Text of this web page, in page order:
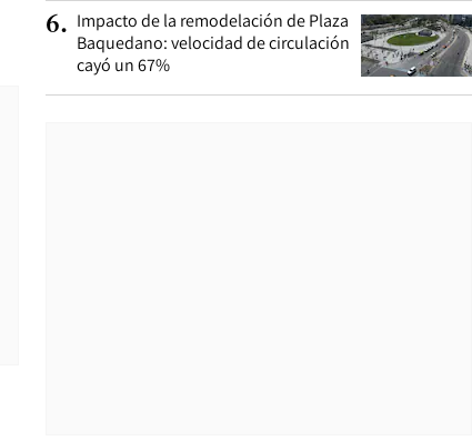
6. Impacto de la remodelación de Plaza
Baquedano: velocidad de circulación
cayó un 67%